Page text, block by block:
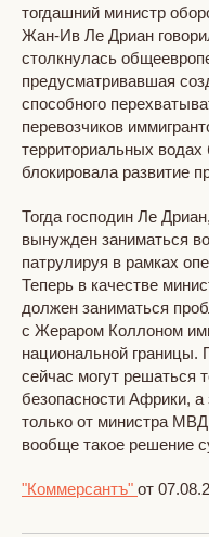
тогдашний министр
Жан-Ив Ле Дриан
столкнулась
предусматривавшая
способного
перевозчиков
территориальных
блокировала развитие
Тогда господин Ле
вынужден заниматься
патрулируя в рамках
Теперь в качестве
должен заниматься
с Жераром Коллоном
национальной
сейчас могут решаться
безопасности Африки, а
только от министра
вообще такое решение
"Коммерсантъ" от